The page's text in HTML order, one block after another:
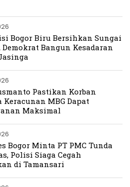
Bogor Biru Bersihkan Sungai
Bangun Kesadaran
Pastikan Korban
Keracunan MBG Dapat
Maksimal
Bogor Minta PT PMC Tunda
Polisi Siaga Cegah
di Tamansari